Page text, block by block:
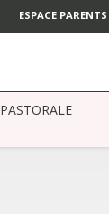
ESPACE PARENTS
PASTORALE